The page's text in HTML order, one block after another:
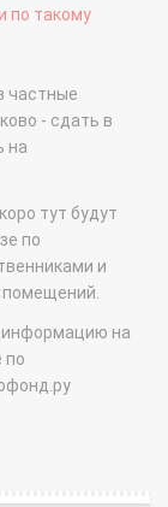
по такому
частные
- сдать в
на
тут будут
по
и
помещений.
информацию на
по